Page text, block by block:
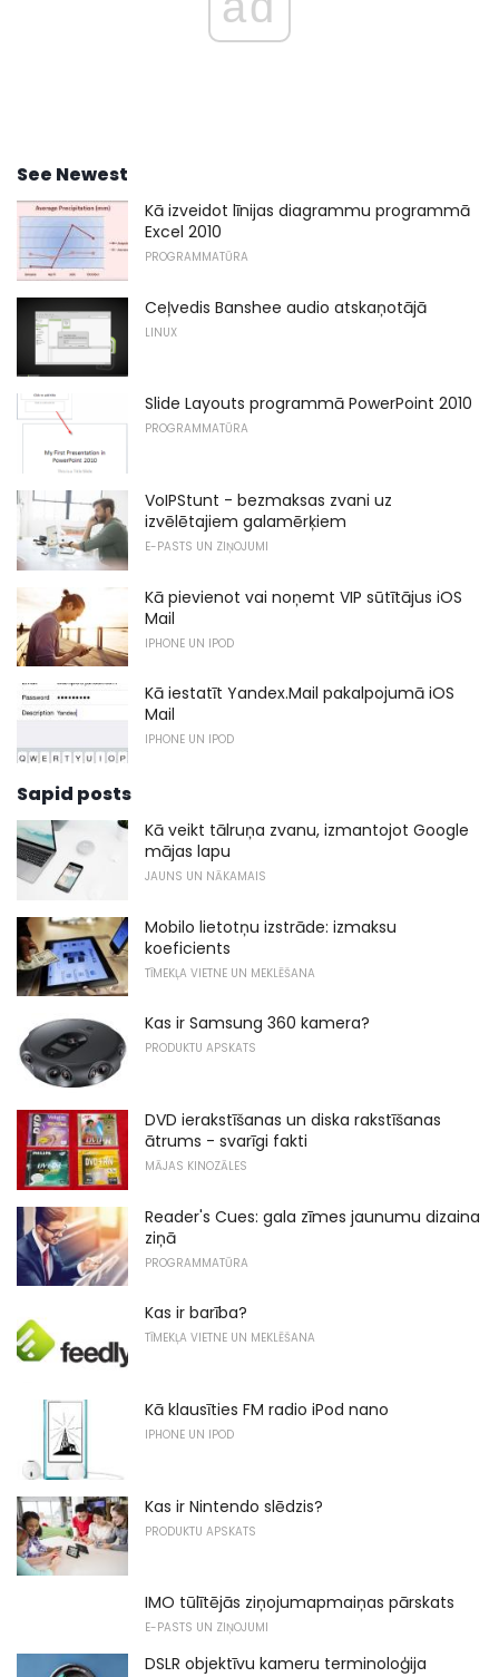
See Newest
Kā izveidot līnijas diagrammu programmā
Excel 2010
PROGRAMMATŪRA
Ceļvedis Banshee audio atskaņotājā
LINUX
Slide Layouts programmā PowerPoint 2010
PROGRAMMATŪRA
VoIPStunt - bezmaksas zvani uz
izvēlētajiem galamērķiem
E-PASTS UN ZIŅOJUMI
Kā pievienot vai noņemt VIP sūtītājus iOS
Mail
IPHONE UN IPOD
Kā iestatīt Yandex.Mail pakalpojumā iOS
Mail
IPHONE UN IPOD
Sapid posts
Kā veikt tālruņa zvanu, izmantojot Google
mājas lapu
JAUNS UN NĀKAMAIS
Mobilo lietotņu izstrāde: izmaksu
koeficients
TĪMEKĻA VIETNE UN MEKLĒŠANA
Kas ir Samsung 360 kamera?
PRODUKTU APSKATS
DVD ierakstīšanas un diska rakstīšanas
ātrums - svarīgi fakti
MĀJAS KINOZĀLES
Reader's Cues: gala zīmes jaunumu dizaina
ziņā
PROGRAMMATŪRA
Kas ir barība?
TĪMEKĻA VIETNE UN MEKLĒŠANA
Kā klausīties FM radio iPod nano
IPHONE UN IPOD
Kas ir Nintendo slēdzis?
PRODUKTU APSKATS
IMO tūlītējās ziņojumapmaiņas pārskats
E-PASTS UN ZIŅOJUMI
DSLR objektīvu kameru terminoloģija